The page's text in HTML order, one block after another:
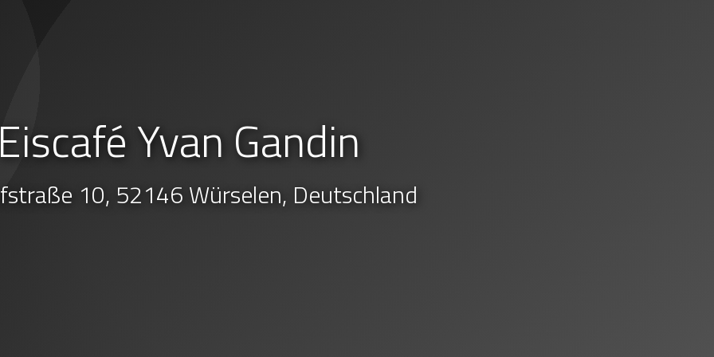
Yvan Gandin
10, 52146 Würselen, Deutschland